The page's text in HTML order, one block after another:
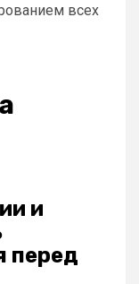
всех
и
перед